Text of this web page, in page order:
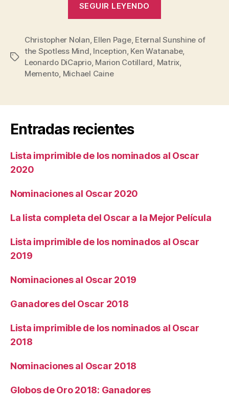
SEGUIR LEYENDO
Etiquetas
Christopher Nolan, Ellen Page, Eternal Sunshine of
the Spotless Mind, Inception, Ken Watanabe,
Leonardo DiCaprio, Marion Cotillard, Matrix,
Memento, Michael Caine
Entradas recientes
Lista imprimible de los nominados al Oscar
2020
Nominaciones al Oscar 2020
La lista completa del Oscar a la Mejor Película
Lista imprimible de los nominados al Oscar
2019
Nominaciones al Oscar 2019
Ganadores del Oscar 2018
Lista imprimible de los nominados al Oscar
2018
Nominaciones al Oscar 2018
Globos de Oro 2018: Ganadores